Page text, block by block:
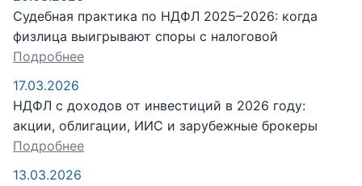
Судебная практика по НДФЛ 2025–2026: когда
физлица выигрывают споры с налоговой
Подробнее
17.03.2026
НДФЛ с доходов от инвестиций в 2026 году:
акции, облигации, ИИС и зарубежные брокеры
Подробнее
13.03.2026